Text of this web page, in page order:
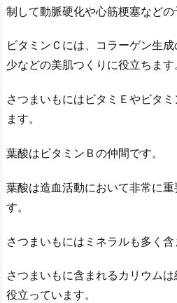
制して動脈硬化や心筋梗塞などの
ビタミンＣには、コラーゲン生
少などの美肌つくりに役立ちます
さつまいもにはビタミＥやビタ
ます。
葉酸はビタミンＢの仲間です。
葉酸は造血活動において非常に
す。
さつまいもにはミネラルも多く含
さつまいもに含まれるカリウム
役立っています。